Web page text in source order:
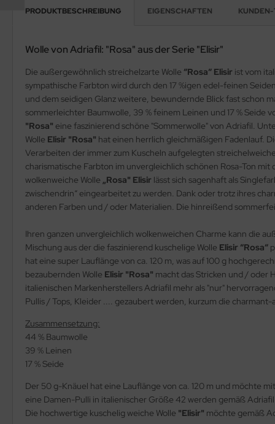
PRODUKTBESCHREIBUNG EIGENSCHAFTEN
Wolle von Adriafil: "Rosa" aus der Serie "Elisir"
Die außergewöhnlich streichelzarte Wolle “Rosa“ Elisir ist vom
sympathische Farbton wird durch den 17 %igen edel-feinen
und dem seidigen Glanz weitere, bewundernde Blick fast schon
sommerleichter Baumwolle, 39 % feinem Leinen und 17 %
"Rosa" eine faszinierend schöne "Sommerwolle" von Adriafil.
Wolle Elisir "Rosa" hat einen herrlich gleichmäßigen Fadenlauf.
Verarbeiten der immer zum Kuscheln aufgelegten
charismatische Farbton im unvergleichlich schönen Rosa-Ton
wolkenweiche Wolle „Rosa" Elisir lässt sich sagenhaft als
zwischendrin“ eingearbeitet zu werden. Dank oder trotz ihres
anderen Farben und / oder Materialien. Die hinreißend
Ihren ganzen unvergleichlich wolkenweichen Charme kann die
Mischung aus der die faszinierend kuschelige Wolle Elisir “Rosa“
hat eine super Lauflänge von ca. 120 m, was auf 100 g
bezaubernden Wolle Elisir "Rosa" macht das Stricken und / oder
italienischen Markenherstellers Adriafil mehr als "nur"
Pullis / Tops, Kleider .... gezaubert werden, kurzum die
Zusammensetzung:
44 % Baumwolle
39 % Leinen
17 % Seide
Der 50 g-Knäuel hat eine Lauflänge von ca. 120 m und möchte
eine Damen-Pulli in italienischer Größe 42 werden gemäß
Die hochwertige kuschelig weiche Wolle "Elisir" möchte gemäß